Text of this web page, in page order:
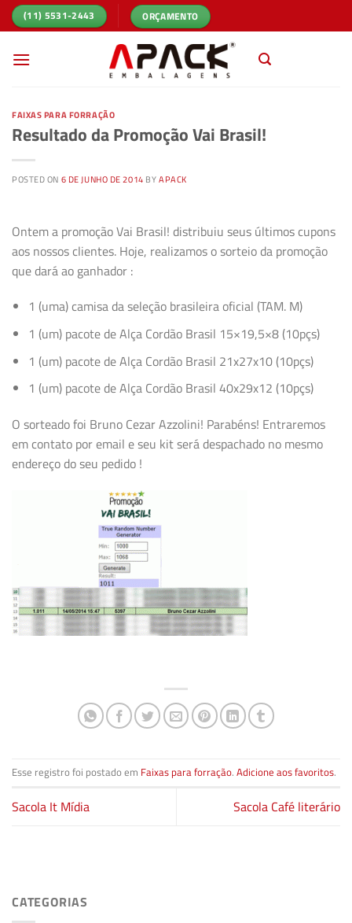
Skip
to
(11) 5531-2443 ORÇAMENTO
FAIXAS PARA FORRAÇÃO
Resultado da Promoção Vai Brasil!
POSTED ON 6 DE JUNHO DE 2014 BYAPACK
Ontem a promoção Vai Brasil! distribuiu seus últimos cupons
aos nossos clientes. Hoje, realizamos o sorteio da promoção
que dará ao ganhador :
1 (uma) camisa da seleção brasileira oficial (TAM. M)
1 (um) pacote de Alça Cordão Brasil 15×19,5×8 (10pçs)
1 (um) pacote de Alça Cordão Brasil 21x27x10 (10pçs)
1 (um) pacote de Alça Cordão Brasil 40x29x12 (10pçs)
O sorteado foi Bruno Cezar Azzolini! Parabéns! Entraremos
em contato por email e seu kit será despachado no mesmo
endereço do seu pedido !
Esse registro foi postado em Faixas para forração. Adicione aos favoritos.
Sacola It Mídia Sacola Café literário
CATEGORIAS